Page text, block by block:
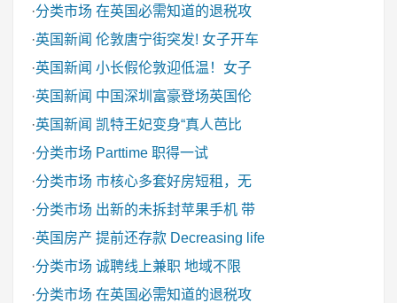
·分类市场 在英国必需知道的退税攻
·英国新闻 伦敦唐宁街突发! 女子开车
·英国新闻 小长假伦敦迎低温！女子
·英国新闻 中国深圳富豪登场英国伦
·英国新闻 凯特王妃变身“真人芭比
·分类市场 Parttime 职得一试
·分类市场 市核心多套好房短租，无
·分类市场 出新的未拆封苹果手机 带
·英国房产 提前还存款 Decreasing life
·分类市场 诚聘线上兼职 地域不限
·分类市场 在英国必需知道的退税攻